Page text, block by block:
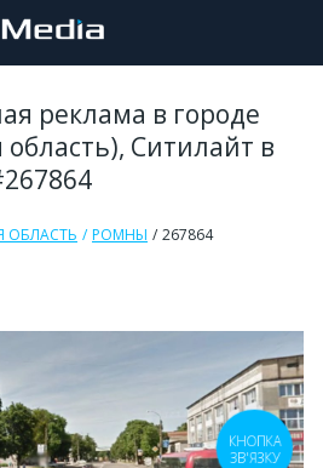
реклама в городе
Ситилайт в
ОБЛАСТЬ РОМНЫ 267864
КНОПКА
ЗВ'ЯЗКУ